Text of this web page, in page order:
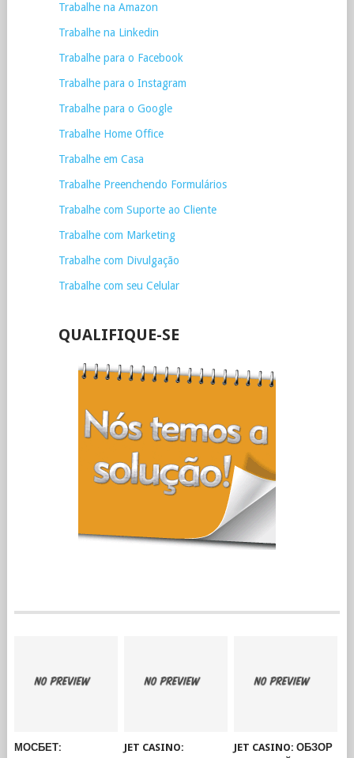
Trabalhe na Amazon
Trabalhe na Linkedin
Trabalhe para o Facebook
Trabalhe para o Instagram
Trabalhe para o Google
Trabalhe Home Office
Trabalhe em Casa
Trabalhe Preenchendo Formulários
Trabalhe com Suporte ao Cliente
Trabalhe com Marketing
Trabalhe com Divulgação
Trabalhe com seu Celular
QUALIFIQUE-SE
МОСБЕТ:
JET CASINO:
JET CASINO: ОБЗОР